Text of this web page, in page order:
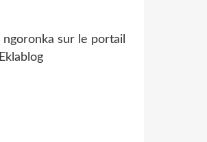
ngoronka sur le portail
Eklablog